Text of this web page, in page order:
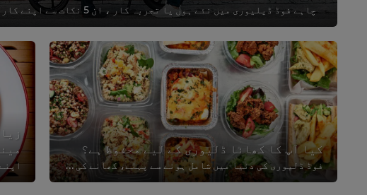
کیا آپ کا کھانا ڈلیوری کے لیے محفوظ ہے؟
فوڈ ڈلیوری کی دنیا میں شامل ہونے سے پہلے، کھانے کی حفاظت کے یہ 5 نکات آپ کو پہلے سے جاننے کی ضرورت ہے۔